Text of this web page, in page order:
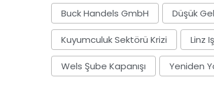
Buck Handels GmbH Düşük
Kuyumculuk Sektörü Krizi Linz
Wels Şube Kapanışı Yeniden